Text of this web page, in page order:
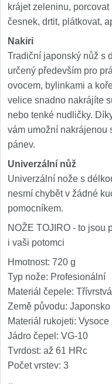
krájet zeleninu,
česnek, drtit, plátkovat,
Nakiri
Tradiční japonský nůž s
určený především pro
ovocem, bylinkami a
velice snadno nakrájíte
nebo tenké nudličky.
vám umožní nakrájenou
pánev.
Univerzální nůž
Univerzální nože s
nesmí chybět v žádné
pomocníkem.
NOŽE TOJIRO - to jsou
i vaši potomci
Hmotnost: 720 g
Typ nože: Profesionální
Materiál čepele:
Země původu: Japonsko
Materiál rukojeti:
Jádro čepel: VG-10
Tvrdost: až 61 HRc
Počet vrstev: 3